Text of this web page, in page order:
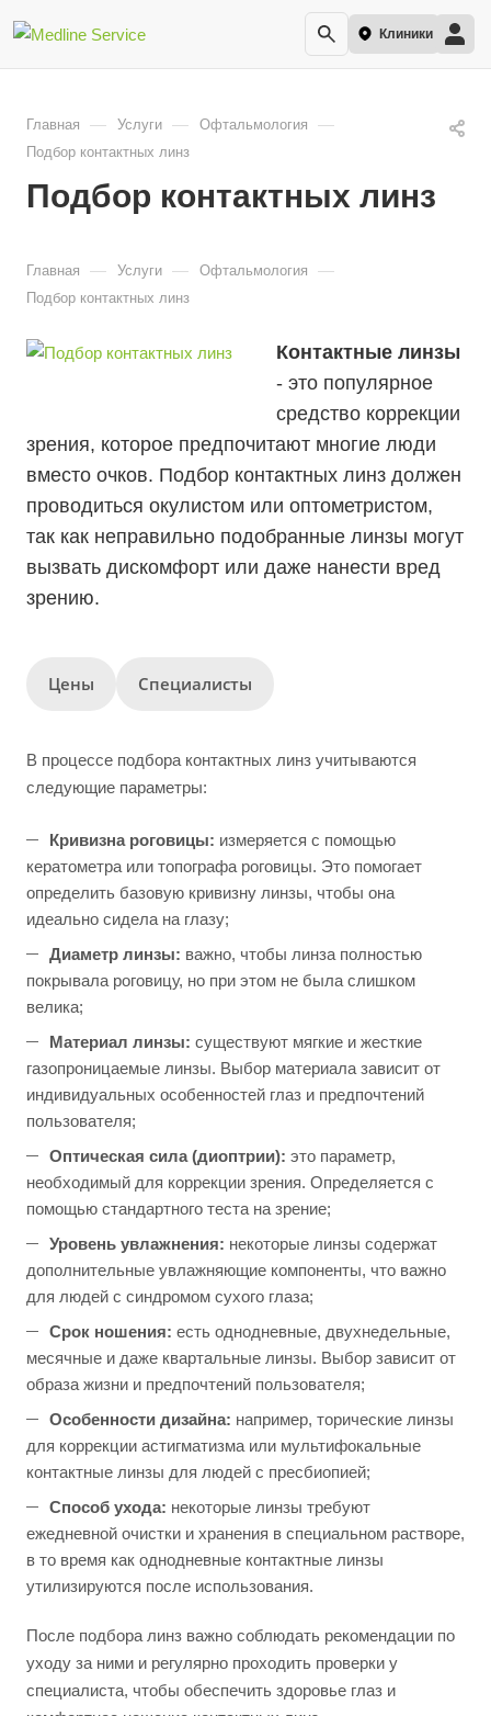
Клиники
Главная — Услуги — Офтальмология —
Подбор контактных линз
Подбор контактных линз
Главная — Услуги — Офтальмология —
Подбор контактных линз
Контактные линзы
- это популярное
средство коррекции
зрения, которое предпочитают многие люди
вместо очков. Подбор контактных линз должен
проводиться окулистом или оптометристом,
так как неправильно подобранные линзы могут
вызвать дискомфорт или даже нанести вред
зрению.
Цены Специалисты
В процессе подбора контактных линз учитываются
следующие параметры:
Кривизна роговицы: измеряется с помощью
кератометра или топографа роговицы. Это помогает
определить базовую кривизну линзы, чтобы она
идеально сидела на глазу;
Диаметр линзы: важно, чтобы линза полностью
покрывала роговицу, но при этом не была слишком
велика;
Материал линзы: существуют мягкие и жесткие
газопроницаемые линзы. Выбор материала зависит от
индивидуальных особенностей глаз и предпочтений
пользователя;
Оптическая сила (диоптрии): это параметр,
необходимый для коррекции зрения. Определяется с
помощью стандартного теста на зрение;
Уровень увлажнения: некоторые линзы содержат
дополнительные увлажняющие компоненты, что важно
для людей с синдромом сухого глаза;
Срок ношения: есть однодневные, двухнедельные,
месячные и даже квартальные линзы. Выбор зависит от
образа жизни и предпочтений пользователя;
Особенности дизайна: например, торические линзы
для коррекции астигматизма или мультифокальные
контактные линзы для людей с пресбиопией;
Способ ухода: некоторые линзы требуют
ежедневной очистки и хранения в специальном растворе,
в то время как однодневные контактные линзы
утилизируются после использования.
После подбора линз важно соблюдать рекомендации по
уходу за ними и регулярно проходить проверки у
специалиста, чтобы обеспечить здоровье глаз и